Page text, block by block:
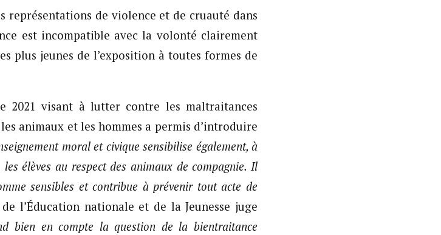
représentations de violence et de cruauté dans
est incompatible avec la volonté clairement
plus jeunes de l’exposition à toutes formes de
2021 visant à lutter contre les maltraitances
animaux et les hommes a permis d’introduire
moral et civique sensibilise également, à
élèves au respect des animaux de compagnie. Il
sensibles et contribue à prévenir tout acte de
l’Éducation nationale et de la Jeunesse juge
bien en compte la question de la bientraitance